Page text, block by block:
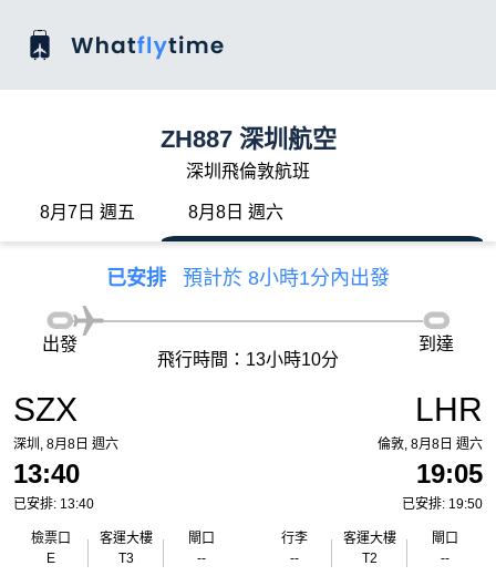
ZH887 深圳航空
深圳飛倫敦航班
8月7日 週五 8月8日 週六
已安排 預計於 8小時1分內出發
SZX
深圳, 8月8日 週六
13:40
已安排: 13:40
檢票口
E
客運大樓
T3
閘口
--
出發
飛行時間：13小時10分
到達
LHR
倫敦, 8月8日 週六
19:05
已安排: 19:50
行李
--
客運大樓
T2
閘口
--